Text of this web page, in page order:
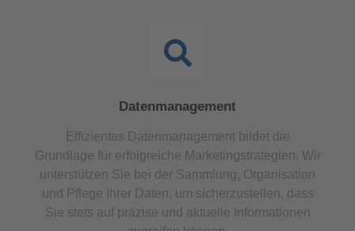
Datenmanagement
Effizientes Datenmanagement bildet die
Grundlage für erfolgreiche Marketingstrategien. Wir
unterstützen Sie bei der Sammlung, Organisation
und Pflege Ihrer Daten, um sicherzustellen, dass
Sie stets auf präzise und aktuelle Informationen